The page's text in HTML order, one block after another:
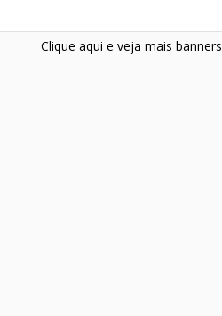
Clique aqui e veja mais banners